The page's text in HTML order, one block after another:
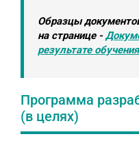
Образцы
на странице -
результате обучения
Программа
(в целях)